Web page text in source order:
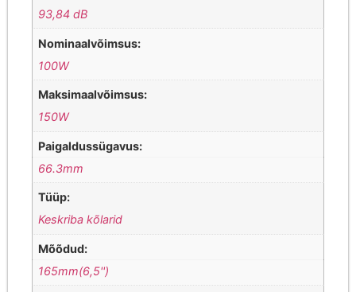
93,84 dB
Nominaalvõimsus:
100W
Maksimaalvõimsus:
150W
Paigaldussügavus:
66.3mm
Tüüp:
Keskriba kõlarid
Mõõdud:
165mm(6,5'')